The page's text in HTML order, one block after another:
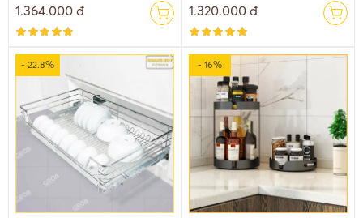
1.364.000 đ 1.320.000 đ
- 22.8% - 16%